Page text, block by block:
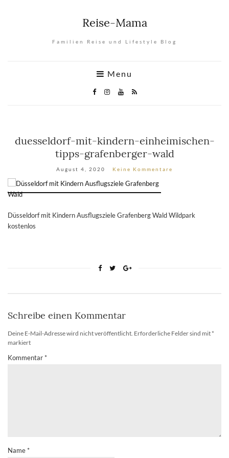
Reise-Mama
Familien Reise und Lifestyle Blog
Menu
duesseldorf-mit-kindern-einheimischen-
tipps-grafenberger-wald
August 4, 2020 Keine Kommentare
Düsseldorf mit Kindern Ausflugsziele Grafenberg Wald Wildpark
kostenlos
Schreibe einen Kommentar
Deine E-Mail-Adresse wird nicht veröffentlicht. Erforderliche Felder sind mit *
markiert
Kommentar *
Name *